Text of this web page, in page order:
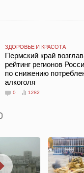
ЗДОРОВЬЕ И КРАСОТА
Пермский край
рейтинг регионов
по снижению
алкоголя
0 1282